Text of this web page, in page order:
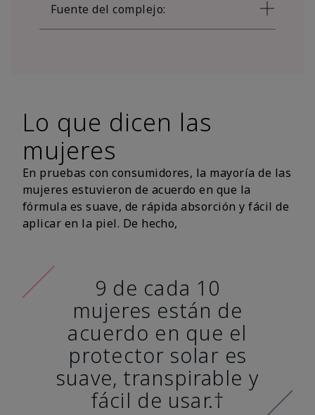
Fuente del complejo:
Lo que dicen las
mujeres
En pruebas con consumidores, la mayoría de las
mujeres estuvieron de acuerdo en que la
fórmula es suave, de rápida absorción y fácil de
aplicar en la piel. De hecho,
9 de cada 10
mujeres están de
acuerdo en que el
protector solar es
suave, transpirable y
fácil de usar.†